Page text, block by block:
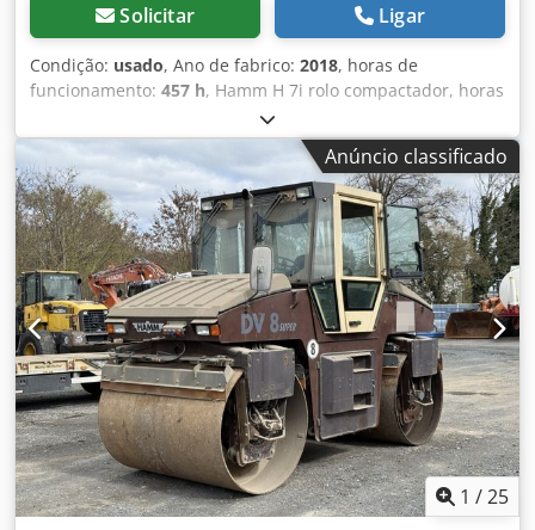
Solicitar Ligar
Condição: usado, Ano de fabrico: 2018, horas de
funcionamento: 457 h, Hamm H 7i rolo compactador, horas
de operação: 457h, peso: 6.540 kg, pneus: 95%, ar-
condicionado, motor: Kubota [55 kW/75 cv], cilindro liso,
em bom estado!, pronto para uso imediato! A pedido,
podemos fazer uma proposta de leasing ou financiamento
pelo Banco Mercedes-Benz. O Sr. Mihm (tel.) terá prazer
em atendê-lo. Mais informações disponíveis em nosso site.
Sujeito a erros e venda prévia! = Mais informações = Entre
em contato com Tobias Ebert para obter mais informações.
Chodpfezcudnsx Airoa
Anúncio classificado
1 /25